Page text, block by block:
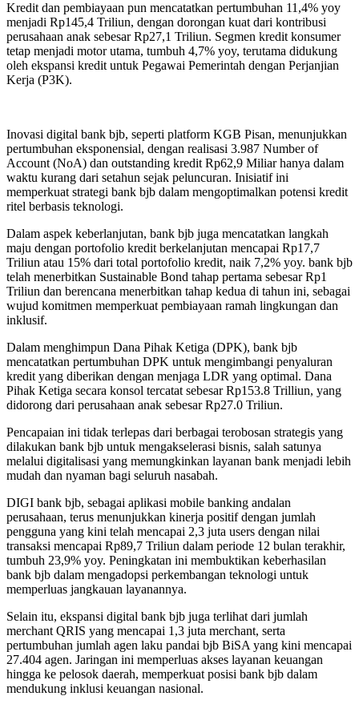
Kredit dan pembiayaan pun mencatatkan pertumbuhan 11,4% yoy
menjadi Rp145,4 Triliun, dengan dorongan kuat dari kontribusi
perusahaan anak sebesar Rp27,1 Triliun. Segmen kredit konsumer
tetap menjadi motor utama, tumbuh 4,7% yoy, terutama didukung
oleh ekspansi kredit untuk Pegawai Pemerintah dengan Perjanjian
Kerja (P3K).
Inovasi digital bank bjb, seperti platform KGB Pisan, menunjukkan
pertumbuhan eksponensial, dengan realisasi 3.987 Number of
Account (NoA) dan outstanding kredit Rp62,9 Miliar hanya dalam
waktu kurang dari setahun sejak peluncuran. Inisiatif ini
memperkuat strategi bank bjb dalam mengoptimalkan potensi kredit
ritel berbasis teknologi.
Dalam aspek keberlanjutan, bank bjb juga mencatatkan langkah
maju dengan portofolio kredit berkelanjutan mencapai Rp17,7
Triliun atau 15% dari total portofolio kredit, naik 7,2% yoy. bank bjb
telah menerbitkan Sustainable Bond tahap pertama sebesar Rp1
Triliun dan berencana menerbitkan tahap kedua di tahun ini, sebagai
wujud komitmen memperkuat pembiayaan ramah lingkungan dan
inklusif.
Dalam menghimpun Dana Pihak Ketiga (DPK), bank bjb
mencatatkan pertumbuhan DPK untuk mengimbangi penyaluran
kredit yang diberikan dengan menjaga LDR yang optimal. Dana
Pihak Ketiga secara konsol tercatat sebesar Rp153.8 Trilliun, yang
didorong dari perusahaan anak sebesar Rp27.0 Triliun.
Pencapaian ini tidak terlepas dari berbagai terobosan strategis yang
dilakukan bank bjb untuk mengakselerasi bisnis, salah satunya
melalui digitalisasi yang memungkinkan layanan bank menjadi lebih
mudah dan nyaman bagi seluruh nasabah.
DIGI bank bjb, sebagai aplikasi mobile banking andalan
perusahaan, terus menunjukkan kinerja positif dengan jumlah
pengguna yang kini telah mencapai 2,3 juta users dengan nilai
transaksi mencapai Rp89,7 Triliun dalam periode 12 bulan terakhir,
tumbuh 23,9% yoy. Peningkatan ini membuktikan keberhasilan
bank bjb dalam mengadopsi perkembangan teknologi untuk
memperluas jangkauan layanannya.
Selain itu, ekspansi digital bank bjb juga terlihat dari jumlah
merchant QRIS yang mencapai 1,3 juta merchant, serta
pertumbuhan jumlah agen laku pandai bjb BiSA yang kini mencapai
27.404 agen. Jaringan ini memperluas akses layanan keuangan
hingga ke pelosok daerah, memperkuat posisi bank bjb dalam
mendukung inklusi keuangan nasional.